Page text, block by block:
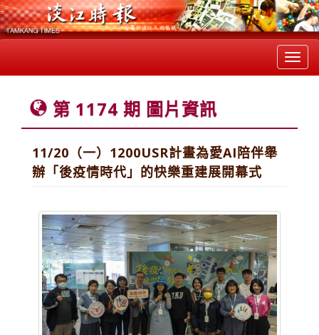
第 1174 期 圖片資訊
11/20（一）1200USR計畫為愛AI陪伴舉
辦「後疫情時代」的快樂重建展開幕式